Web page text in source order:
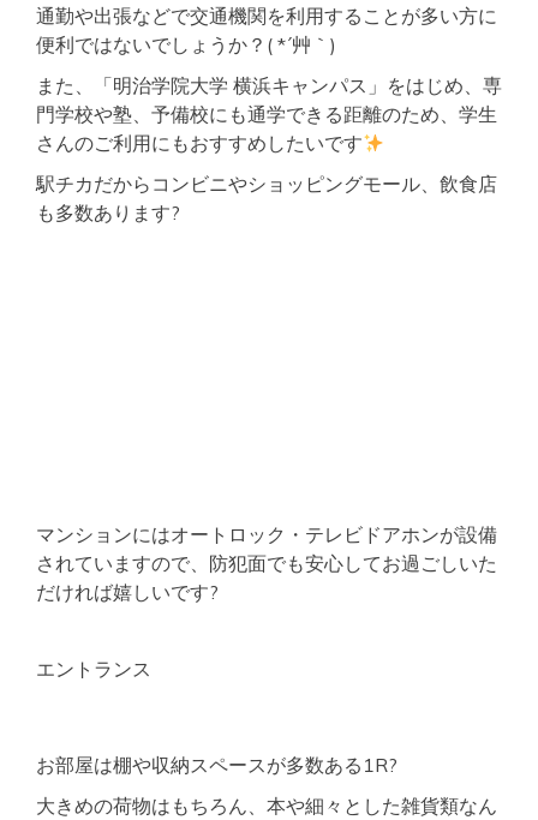
通勤や出張などで交通機関を利用することが多い方に
便利ではないでしょうか？( *´艸｀)
また、「明治学院大学 横浜キャンパス」をはじめ、専
門学校や塾、予備校にも通学できる距離のため、学生
さんのご利用にもおすすめしたいです
駅チカだからコンビニやショッピングモール、飲食店
も多数あります?
マンションにはオートロック・テレビドアホンが設備
されていますので、防犯面でも安心してお過ごしいた
だければ嬉しいです?
エントランス
お部屋は棚や収納スペースが多数ある1R?
大きめの荷物はもちろん、本や細々とした雑貨類なん